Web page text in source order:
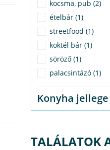
kocsma, pub (2)
ételbár (1)
streetfood (1)
koktél bár (1)
söröző (1)
palacsintázó (1)
Konyha jellege
TALÁLATOK